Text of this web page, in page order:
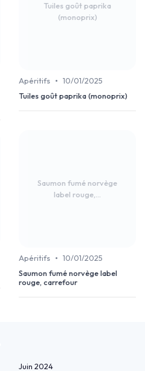
Tuiles goût paprika
(monoprix)
Apéritifs • 10/01/2025
Tuiles goût paprika (monoprix)
Saumon fumé norvège
label rouge,...
Apéritifs • 10/01/2025
Saumon fumé norvège label
rouge, carrefour
Juin 2024